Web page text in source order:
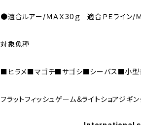
●適合ルアー/ＭＡＸ30ｇ 適合ＰＥライン/Ｍ
対象魚種
■ヒラメ■マゴチ■サゴシ■シーバス■小
フラットフィッシュゲーム＆ライトショアジギ